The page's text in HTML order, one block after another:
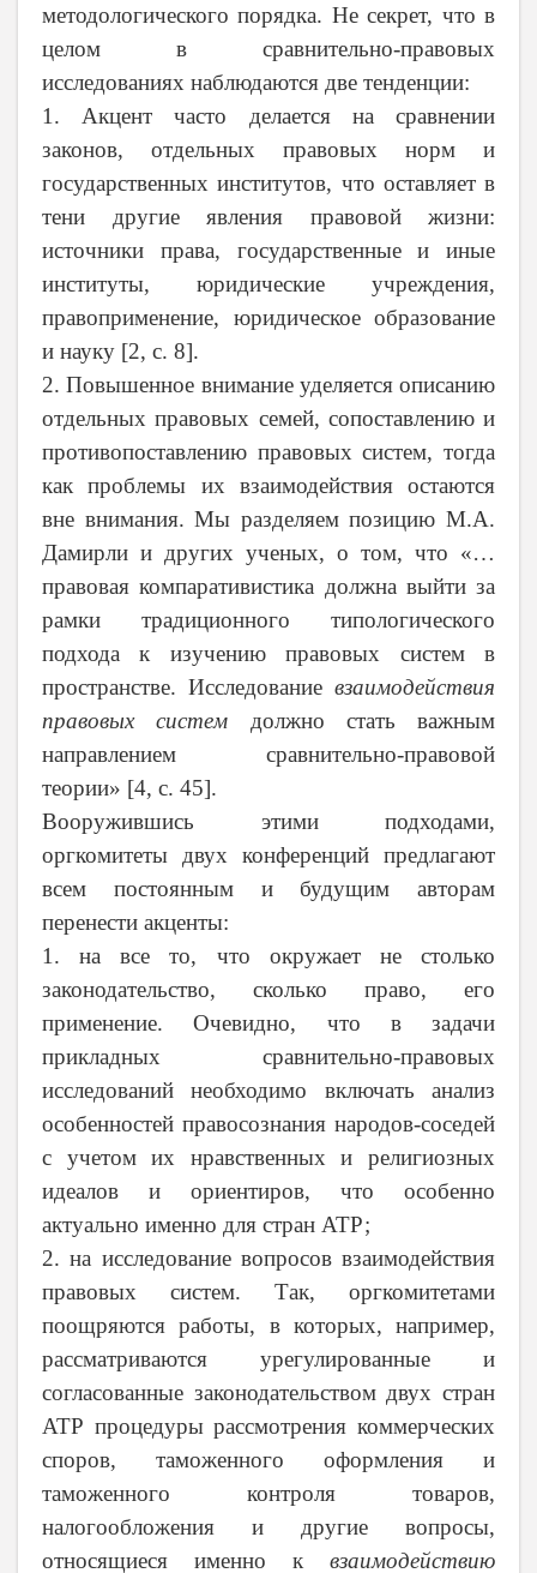
методологического порядка. Не секрет, что в
целом в сравнительно-правовых
исследованиях наблюдаются две тенденции:
1. Акцент часто делается на сравнении
законов, отдельных правовых норм и
государственных институтов, что оставляет в
тени другие явления правовой жизни:
источники права, государственные и иные
институты, юридические учреждения,
правоприменение, юридическое образование
и науку [2, с. 8].
2. Повышенное внимание уделяется описанию
отдельных правовых семей, сопоставлению и
противопоставлению правовых систем, тогда
как проблемы их взаимодействия остаются
вне внимания. Мы разделяем позицию М.А.
Дамирли и других ученых, о том, что «…
правовая компаративистика должна выйти за
рамки традиционного типологического
подхода к изучению правовых систем в
пространстве. Исследование взаимодействия
правовых систем должно стать важным
направлением сравнительно-правовой
теории» [4, с. 45].
Вооружившись этими подходами,
оргкомитеты двух конференций предлагают
всем постоянным и будущим авторам
перенести акценты:
1. на все то, что окружает не столько
законодательство, сколько право, его
применение. Очевидно, что в задачи
прикладных сравнительно-правовых
исследований необходимо включать анализ
особенностей правосознания народов-соседей
с учетом их нравственных и религиозных
идеалов и ориентиров, что особенно
актуально именно для стран АТР;
2. на исследование вопросов взаимодействия
правовых систем. Так, оргкомитетами
поощряются работы, в которых, например,
рассматриваются урегулированные и
согласованные законодательством двух стран
АТР процедуры рассмотрения коммерческих
споров, таможенного оформления и
таможенного контроля товаров,
налогообложения и другие вопросы,
относящиеся именно к взаимодействию